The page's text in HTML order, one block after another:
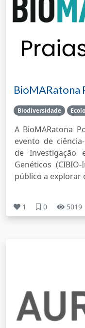
BioMARatona
Biodiversidade
A BioMARatona
evento de
de Investigação
Genéticos
público a explorar
1 0 5019